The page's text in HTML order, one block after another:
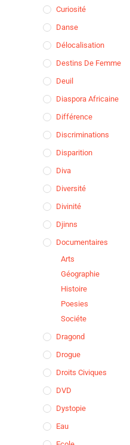
Curiosité
Danse
Délocalisation
Destins De Femme
Deuil
Diaspora Africaine
Différence
Discriminations
Disparition
Diva
Diversité
Divinité
Djinns
Documentaires
Arts
Géographie
Histoire
Poesies
Sociéte
Dragond
Drogue
Droits Civiques
DVD
Dystopie
Eau